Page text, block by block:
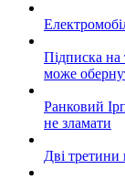
Підписка на
може
Ранковий
не зламати
Дві третини